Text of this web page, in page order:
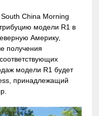
South China Morning
модели R1 в
Америку,
получения
модели R1 будет
принадлежащий